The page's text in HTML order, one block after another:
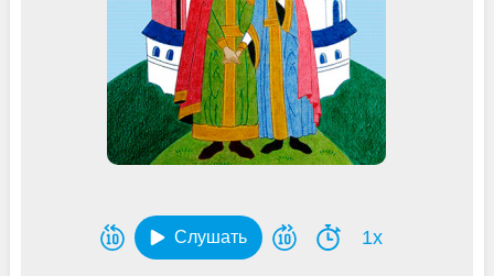
Слушать 1x